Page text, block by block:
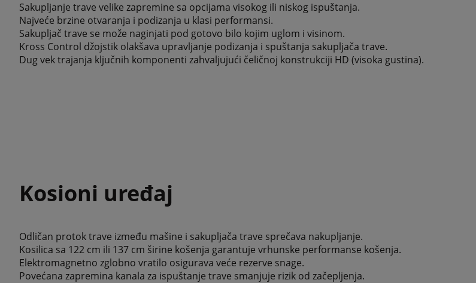
Sakupljanje trave velike zapremine sa opcijama visokog ili niskog ispuštanja.
Najveće brzine otvaranja i podizanja u klasi performansi.
Sakupljač trave se može naginjati pod gotovo bilo kojim uglom i visinom.
Kross Control džojstik olakšava upravljanje podizanja i spuštanja sakupljača trave.
Dug vek trajanja ključnih komponenti zahvaljujući čeličnoj konstrukciji HD (visoka gustina).
Kosioni uređaj
Odličan protok trave između mašine i sakupljača trave sprečava nakupljanje.
Kosilica sa 122 cm ili 137 cm širine košenja garantuje vrhunske performanse košenja.
Elektromagnetno zglobno vratilo osigurava veće rezerve snage.
Povećana zapremina kanala za ispuštanje trave smanjuje rizik od začepljenja.